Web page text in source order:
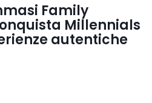
Family
Millennials
autentiche